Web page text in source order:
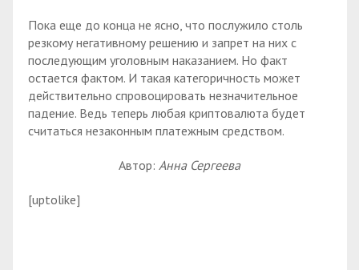
Пока еще до конца не ясно, что послужило столь
резкому негативному решению и запрет на них с
последующим уголовным наказанием. Но факт
остается фактом. И такая категоричность может
действительно спровоцировать незначительное
падение. Ведь теперь любая криптовалюта будет
считаться незаконным платежным средством.
Автор: Анна Сергеева
[uptolike]